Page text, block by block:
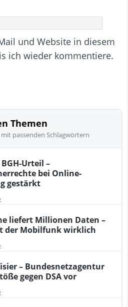
und Website in diesem
ich wieder kommentiere.
Themen
passenden Schlagwörtern
Urteil –
bei Online-
gestärkt
liefert Millionen Daten –
der Mobilfunk wirklich
– Bundesnetzagentur
gegen DSA vor